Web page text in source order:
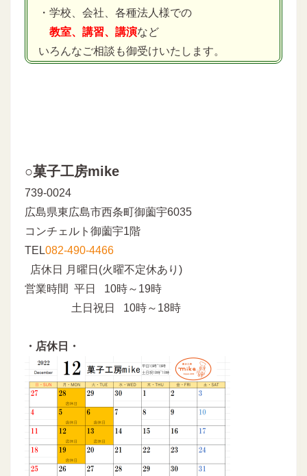
・学校、会社、各種法人様での
教室、講習、講演など
いろんなご相談も御受けいたします。
○菓子工房mike
739-0024
広島県東広島市西条町御薗宇6035
コンチェルト御薗宇1階
TEL082-490-4466
店休日 月曜日(火曜不定休あり)
営業時間 平日 10時～19時
土日祝日 10時～18時
・店休日・